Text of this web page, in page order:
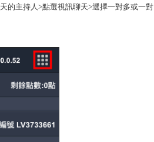
的主持人>點選視訊聊天>選擇一對多或一對